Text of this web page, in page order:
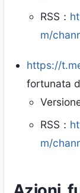
RSS：
m/
https://
fortunata
RSS：
m/